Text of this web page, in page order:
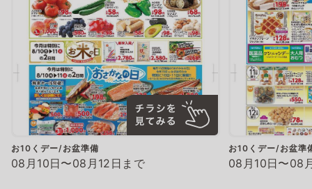
お10くデー/お盆準備
08月10日〜08月12日まで
お10くデー/お盆準
08月10日〜08